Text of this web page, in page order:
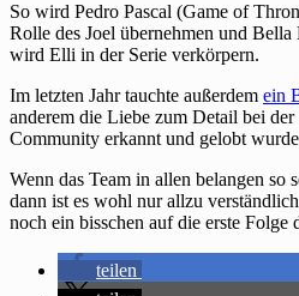
So wird Pedro Pascal (Game of
Rolle des Joel übernehmen und
wird Elli in der Serie verkörpern.
Im letzten Jahr tauchte außerdem ein
anderem die Liebe zum Detail bei
Community erkannt und gelobt
Wenn das Team in allen belangen so
dann ist es wohl nur allzu
noch ein bisschen auf die erste Folge
teilen